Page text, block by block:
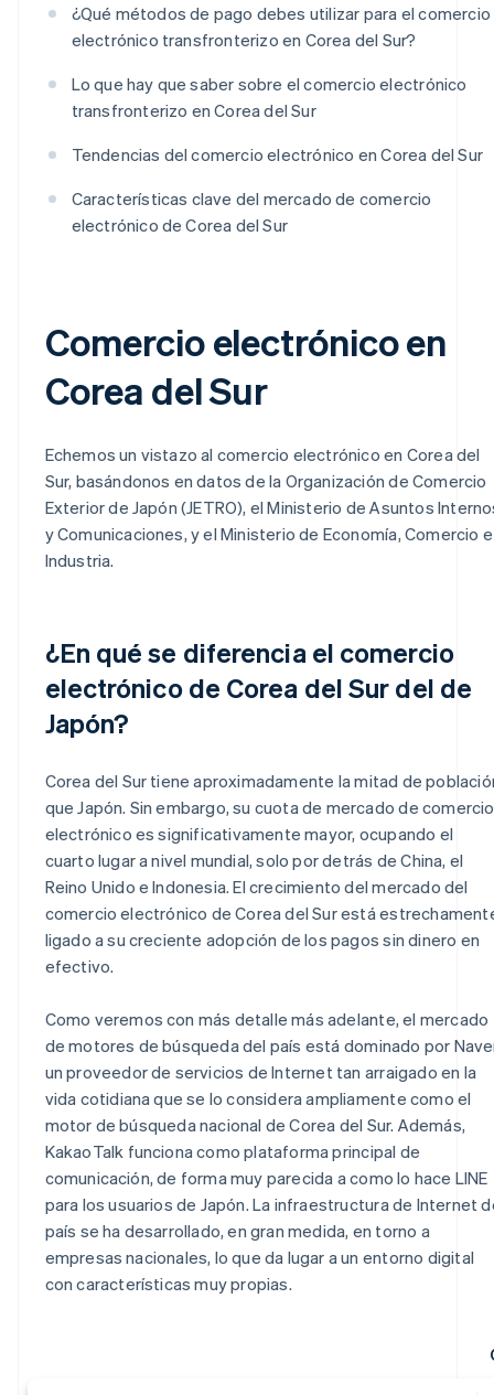
¿Qué métodos de pago debes utilizar para el comercio
electrónico transfronterizo en Corea del Sur?
Lo que hay que saber sobre el comercio electrónico
transfronterizo en Corea del Sur
Tendencias del comercio electrónico en Corea del Sur
Características clave del mercado de comercio
electrónico de Corea del Sur
Comercio electrónico en
Corea del Sur
Echemos un vistazo al comercio electrónico en Corea del
Sur, basándonos en datos de la Organización de Comercio
Exterior de Japón (JETRO), el Ministerio de Asuntos
y Comunicaciones, y el Ministerio de Economía, Comercio e
Industria.
¿En qué se diferencia el comercio
electrónico de Corea del Sur del de
Japón?
Corea del Sur tiene aproximadamente la mitad de
que Japón. Sin embargo, su cuota de mercado de comercio
electrónico es significativamente mayor, ocupando el
cuarto lugar a nivel mundial, solo por detrás de China, el
Reino Unido e Indonesia. El crecimiento del mercado del
comercio electrónico de Corea del Sur está
ligado a su creciente adopción de los pagos sin dinero en
efectivo.
Como veremos con más detalle más adelante, el mercado
de motores de búsqueda del país está dominado por
un proveedor de servicios de Internet tan arraigado en la
vida cotidiana que se lo considera ampliamente como el
motor de búsqueda nacional de Corea del Sur. Además,
KakaoTalk funciona como plataforma principal de
comunicación, de forma muy parecida a como lo hace LINE
para los usuarios de Japón. La infraestructura de Internet
país se ha desarrollado, en gran medida, en torno a
empresas nacionales, lo que da lugar a un entorno digital
con características muy propias.